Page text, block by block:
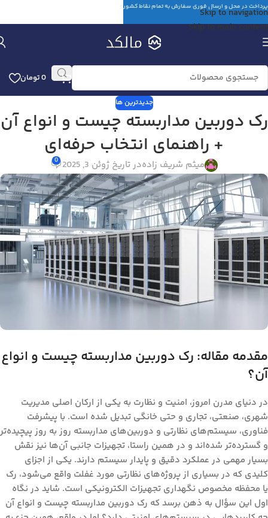
Skip to navigation
Skip to main content
0تومان
جدیدترین ها
رک دوربین مداربسته چیست و انواع آن
+ راهنمای انتخاب حرفه‌ای
میثم شریف زادهدر تاریخ ژوئن 3, 2025 0
مقدمه مقاله: رک دوربین مداربسته چیست و انواع
آن؟
در دنیای مدرن امروز، امنیت و نظارت به یکی از ارکان اصلی مدیریت
شهری، صنعتی، تجاری و حتی خانگی تبدیل شده است. با پیشرفت
فناوری، سیستم‌های نظارتی و دوربین‌های مداربسته روز به روز پیچیده‌تر
و گسترده‌تر شده‌اند و در همین راستا، تجهیزات جانبی آن‌ها نیز نقش
بسیار مهمی در عملکرد دقیق و پایدار سیستم دارند. یکی از اجزای
کلیدی که در بسیاری از پروژه‌های نظارتی مورد غفلت واقع می‌شود، رک
یا محفظه مخصوص نگهداری تجهیزات الکترونیکی است. شاید در نگاه
اول این سؤال به ذهن برسد که رک دوربین مداربسته چیست و انواع آن
پرداخت در محل و ارسال فوری سفارش به تمام نقاط کشور